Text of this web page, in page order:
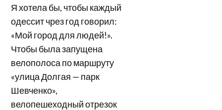
Я хотела бы, чтобы каждый
одессит чрез год говорил:
«Мой город для людей!».
Чтобы была запущена
велополоса по маршруту
«улица Долгая — парк
Шевченко»,
велопешеходный отрезок